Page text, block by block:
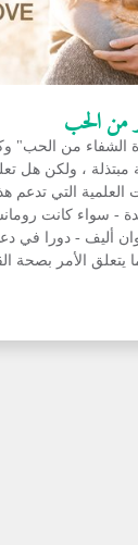
من الحب
الشفاء من الحب"
مبتذلة ، ولكن هل
العلمية التي تدعم
- سواء كانت
أليف - دورا في
يتعلق الأمر بصحة